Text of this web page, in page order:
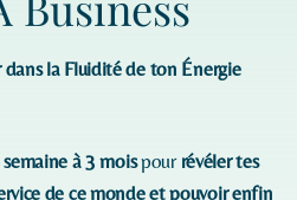
la Fluidité de ton Énergie
à 3 moispour révéler tes
de ce monde et pouvoir enfin